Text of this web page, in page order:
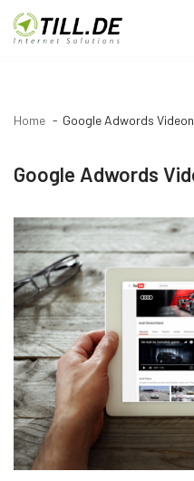
Zum
Home Google Adwords
Google Adwords